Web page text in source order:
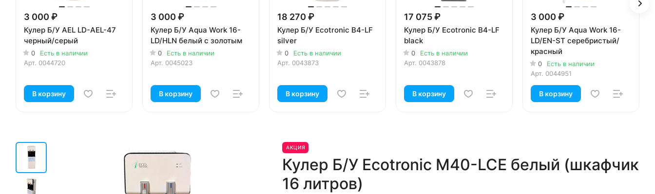
3 000 ₽
Кулер Б/У AEL LD-AEL-47
черный/серый
0
Есть в наличии
Арт. 0044720
В корзину
3 000 ₽
Кулер Б/У Aqua Work 16-
LD/HLN белый с золотым
0
Есть в наличии
Арт. 0045023
В корзину
18 270 ₽
Кулер Б/У Ecotronic B4-LF
silver
0
Есть в наличии
Арт. 0043873
В корзину
17 075 ₽
Кулер Б/У Ecotronic B4-LF
black
0
Есть в наличии
Арт. 0043878
В корзину
3 000 ₽
Кулер Б/У Aqua Work 16-
LD/EN-ST серебристый/
красный
0
Есть в наличии
Арт. 0044951
В корзину
АКЦИЯ
Кулер Б/У Ecotronic M40-LCE белый (шкафчик
16 литров)